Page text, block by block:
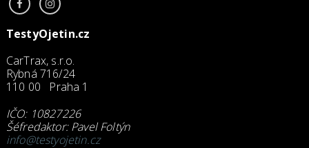
TestyOjetin.cz
CarTrax, s.r.o.
Rybná 716/24
110 00 Praha 1
IČO: 10827226
Šéfredaktor: Pavel Foltýn
info@testyojetin.cz